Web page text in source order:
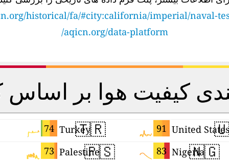
historical/fa/#city:california/imperial/naval-
aqicn.org/data-platform/
کیفیت هوا بر
United States
🇳🇬
Nigeria
🇹🇷 91
Turkey
🇵🇸 83
Palestine
74
73